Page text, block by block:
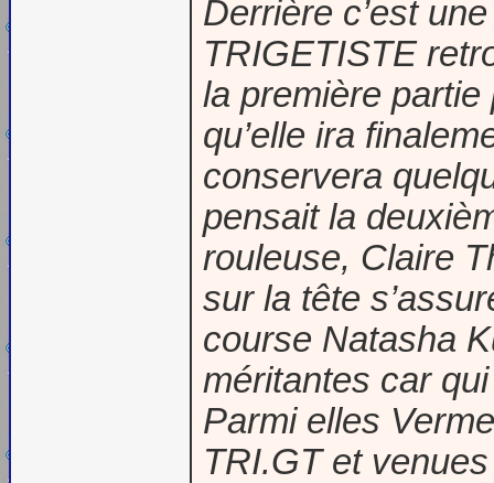
Derrière c’est
TRIGETISTE
la première
qu’elle ira
conservera
pensait la
rouleuse, Claire
sur la tête
course Natasha
méritantes car
Parmi elles
TRI.GT et